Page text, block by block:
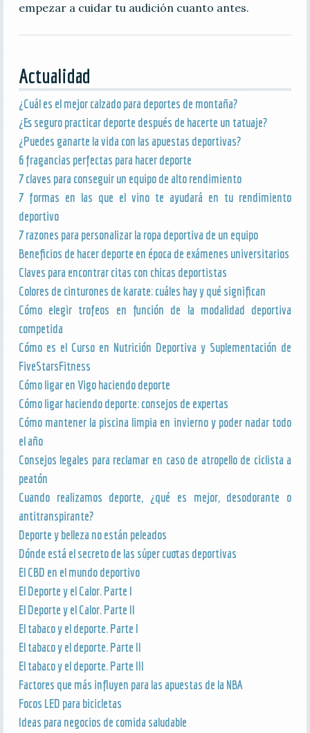
empezar a cuidar tu audición cuanto antes.
Actualidad
¿Cuál es el mejor calzado para deportes de montaña?
¿Es seguro practicar deporte después de hacerte un tatuaje?
¿Puedes ganarte la vida con las apuestas deportivas?
6 fragancias perfectas para hacer deporte
7 claves para conseguir un equipo de alto rendimiento
7 formas en las que el vino te ayudará en tu rendimiento
deportivo
7 razones para personalizar la ropa deportiva de un equipo
Beneficios de hacer deporte en época de exámenes universitarios
Claves para encontrar citas con chicas deportistas
Colores de cinturones de karate: cuáles hay y qué significan
Cómo elegir trofeos en función de la modalidad deportiva
competida
Cómo es el Curso en Nutrición Deportiva y Suplementación de
FiveStarsFitness
Cómo ligar en Vigo haciendo deporte
Cómo ligar haciendo deporte: consejos de expertas
Cómo mantener la piscina limpia en invierno y poder nadar todo
el año
Consejos legales para reclamar en caso de atropello de ciclista a
peatón
Cuando realizamos deporte, ¿qué es mejor, desodorante o
antitranspirante?
Deporte y belleza no están peleados
Dónde está el secreto de las súper cuotas deportivas
El CBD en el mundo deportivo
El Deporte y el Calor. Parte I
El Deporte y el Calor. Parte II
El tabaco y el deporte. Parte I
El tabaco y el deporte. Parte II
El tabaco y el deporte. Parte III
Factores que más influyen para las apuestas de la NBA
Focos LED para bicicletas
Ideas para negocios de comida saludable